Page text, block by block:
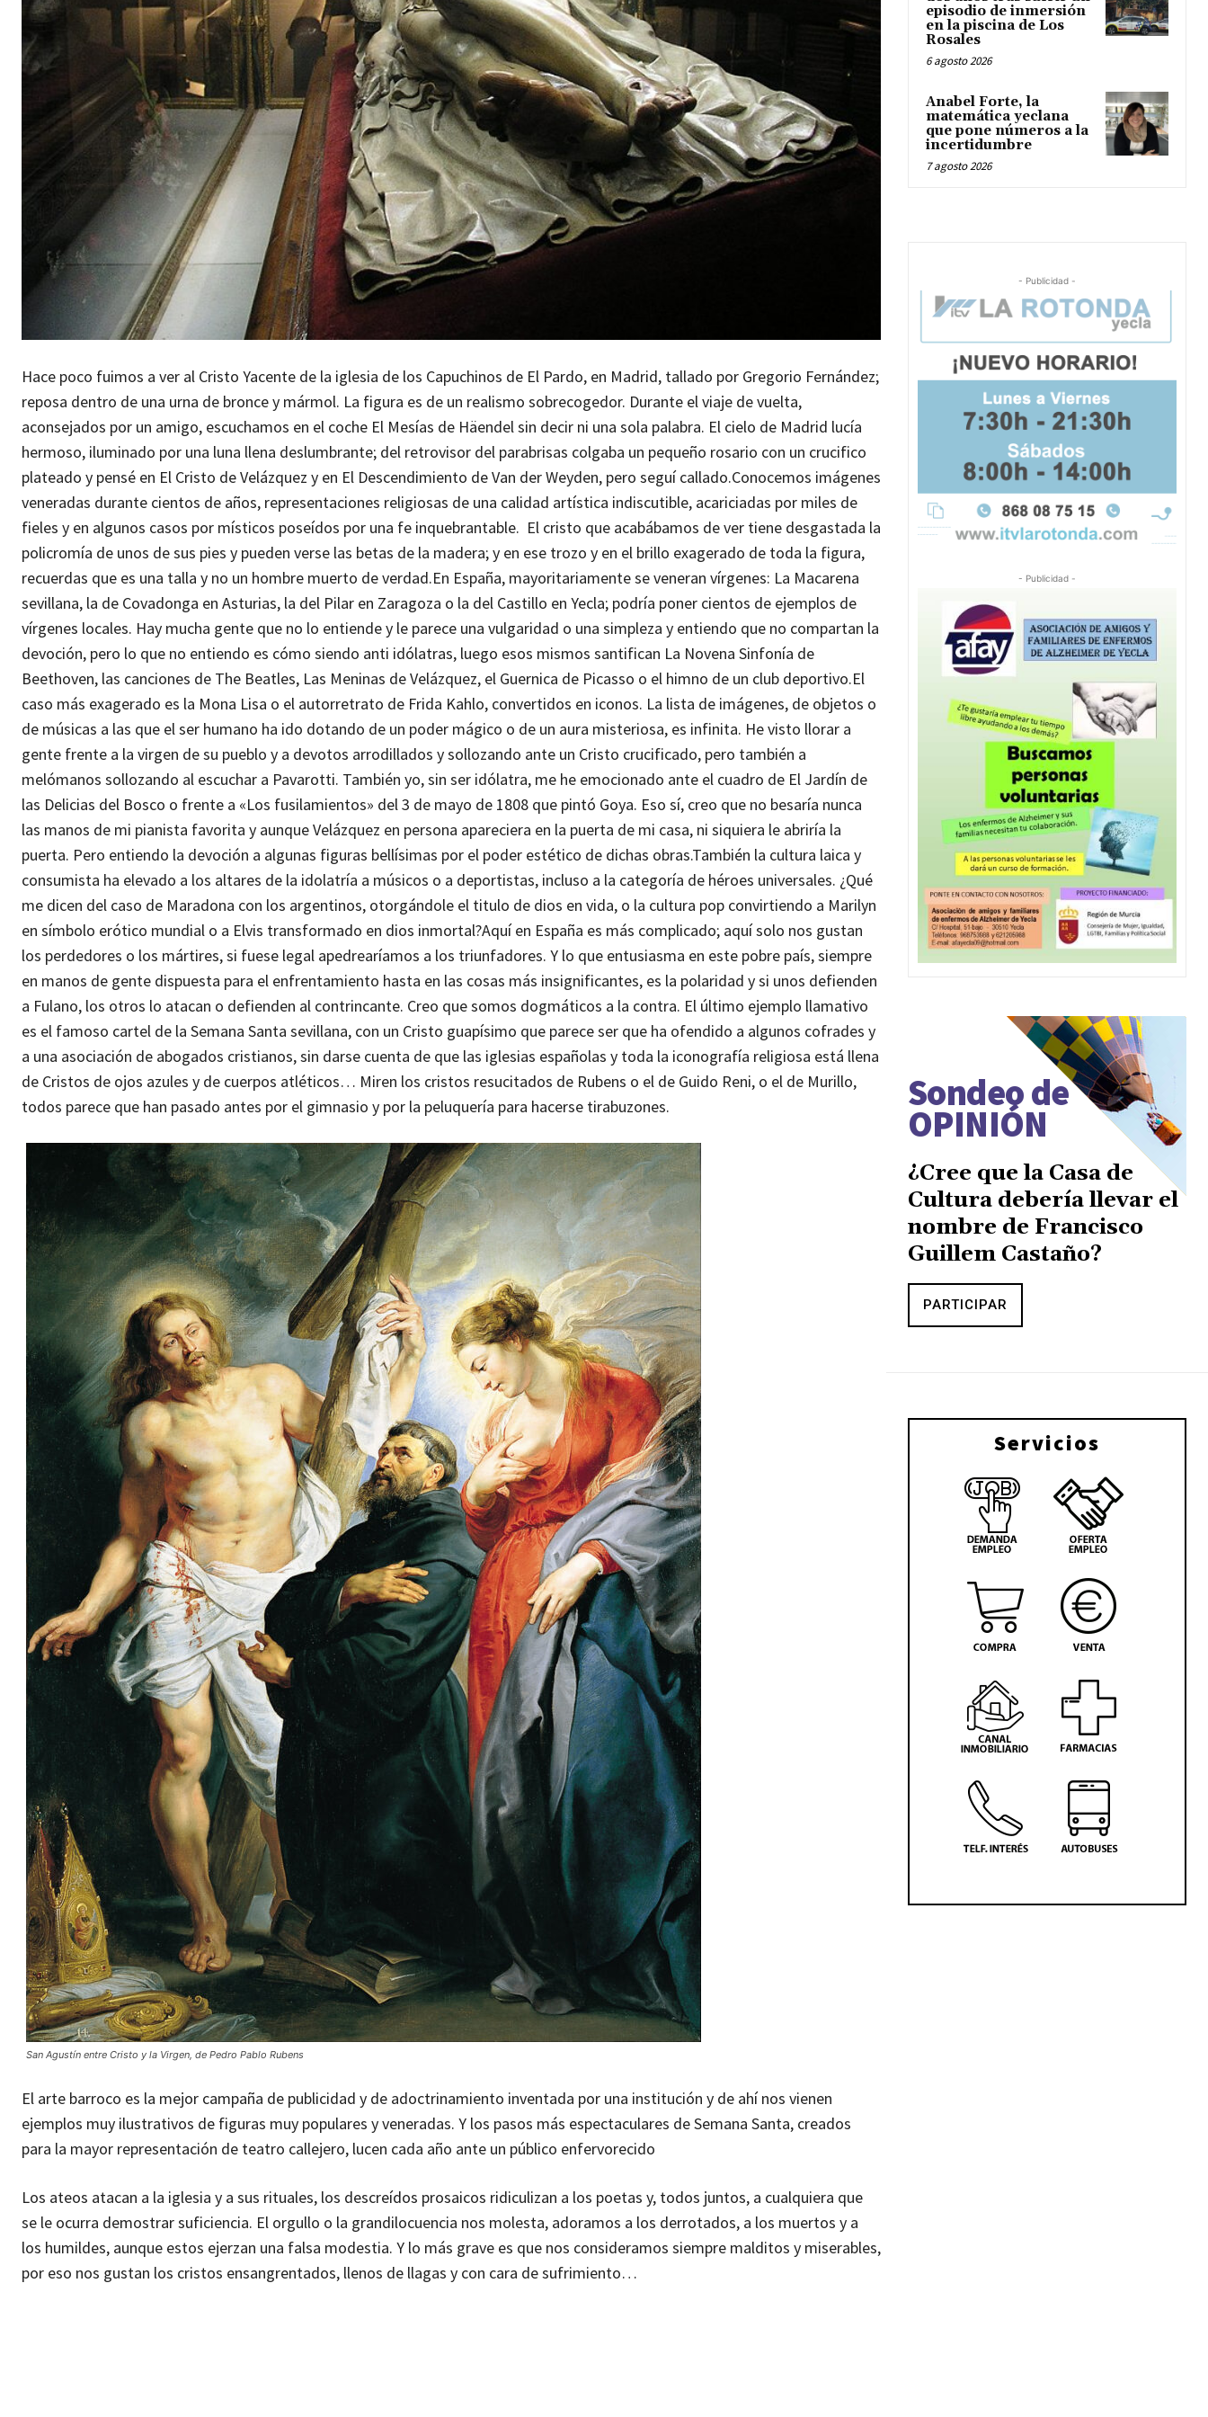
Hace poco fuimos a ver al Cristo Yacente de la iglesia de los Capuchinos de El Pardo, en Madrid, tallado por Gregorio Fernández;
reposa dentro de una urna de bronce y mármol. La figura es de un realismo sobrecogedor. Durante el viaje de vuelta,
aconsejados por un amigo, escuchamos en el coche El Mesías de Häendel sin decir ni una sola palabra. El cielo de Madrid lucía
hermoso, iluminado por una luna llena deslumbrante; del retrovisor del parabrisas colgaba un pequeño rosario con un crucifico
plateado y pensé en El Cristo de Velázquez y en El Descendimiento de Van der Weyden, pero seguí callado.Conocemos imágenes
veneradas durante cientos de años, representaciones religiosas de una calidad artística indiscutible, acariciadas por miles de
fieles y en algunos casos por místicos poseídos por una fe inquebrantable. El cristo que acabábamos de ver tiene desgastada la
policromía de unos de sus pies y pueden verse las betas de la madera; y en ese trozo y en el brillo exagerado de toda la figura,
recuerdas que es una talla y no un hombre muerto de verdad.En España, mayoritariamente se veneran vírgenes: La Macarena
sevillana, la de Covadonga en Asturias, la del Pilar en Zaragoza o la del Castillo en Yecla; podría poner cientos de ejemplos de
vírgenes locales. Hay mucha gente que no lo entiende y le parece una vulgaridad o una simpleza y entiendo que no compartan la
devoción, pero lo que no entiendo es cómo siendo anti idólatras, luego esos mismos santifican La Novena Sinfonía de
Beethoven, las canciones de The Beatles, Las Meninas de Velázquez, el Guernica de Picasso o el himno de un club deportivo.El
caso más exagerado es la Mona Lisa o el autorretrato de Frida Kahlo, convertidos en iconos. La lista de imágenes, de objetos o
de músicas a las que el ser humano ha ido dotando de un poder mágico o de un aura misteriosa, es infinita. He visto llorar a
gente frente a la virgen de su pueblo y a devotos arrodillados y sollozando ante un Cristo crucificado, pero también a
melómanos sollozando al escuchar a Pavarotti. También yo, sin ser idólatra, me he emocionado ante el cuadro de El Jardín de
las Delicias del Bosco o frente a «Los fusilamientos» del 3 de mayo de 1808 que pintó Goya. Eso sí, creo que no besaría nunca
las manos de mi pianista favorita y aunque Velázquez en persona apareciera en la puerta de mi casa, ni siquiera le abriría la
puerta. Pero entiendo la devoción a algunas figuras bellísimas por el poder estético de dichas obras.También la cultura laica y
consumista ha elevado a los altares de la idolatría a músicos o a deportistas, incluso a la categoría de héroes universales. ¿Qué
me dicen del caso de Maradona con los argentinos, otorgándole el titulo de dios en vida, o la cultura pop convirtiendo a Marilyn
en símbolo erótico mundial o a Elvis transformado en dios inmortal?Aquí en España es más complicado; aquí solo nos gustan
los perdedores o los mártires, si fuese legal apedrearíamos a los triunfadores. Y lo que entusiasma en este pobre país, siempre
en manos de gente dispuesta para el enfrentamiento hasta en las cosas más insignificantes, es la polaridad y si unos defienden
a Fulano, los otros lo atacan o defienden al contrincante. Creo que somos dogmáticos a la contra. El último ejemplo llamativo
es el famoso cartel de la Semana Santa sevillana, con un Cristo guapísimo que parece ser que ha ofendido a algunos cofrades y
a una asociación de abogados cristianos, sin darse cuenta de que las iglesias españolas y toda la iconografía religiosa está llena
de Cristos de ojos azules y de cuerpos atléticos… Miren los cristos resucitados de Rubens o el de Guido Reni, o el de Murillo,
todos parece que han pasado antes por el gimnasio y por la peluquería para hacerse tirabuzones.
San Agustín entre Cristo y la Virgen, de Pedro Pablo Rubens
El arte barroco es la mejor campaña de publicidad y de adoctrinamiento inventada por una institución y de ahí nos vienen
ejemplos muy ilustrativos de figuras muy populares y veneradas. Y los pasos más espectaculares de Semana Santa, creados
para la mayor representación de teatro callejero, lucen cada año ante un público enfervorecido
Los ateos atacan a la iglesia y a sus rituales, los descreídos prosaicos ridiculizan a los poetas y, todos juntos, a cualquiera que
se le ocurra demostrar suficiencia. El orgullo o la grandilocuencia nos molesta, adoramos a los derrotados, a los muertos y a
los humildes, aunque estos ejerzan una falsa modestia. Y lo más grave es que nos consideramos siempre malditos y miserables,
por eso nos gustan los cristos ensangrentados, llenos de llagas y con cara de sufrimiento…
episodio de inmersión
en la piscina de Los
Rosales
6 agosto 2026
Anabel Forte, la
matemática yeclana
que pone números a la
incertidumbre
7 agosto 2026
- Publicidad -
- Publicidad -
Sondeo de
OPINIÓN
¿Cree que la Casa de
Cultura debería llevar el
nombre de Francisco
Guillem Castaño?
PARTICIPAR
Servicios